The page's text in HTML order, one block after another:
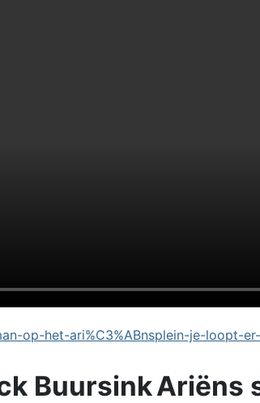
op-het-ari%C3%ABnsplein-je-loopt-
BuursinkAriëns